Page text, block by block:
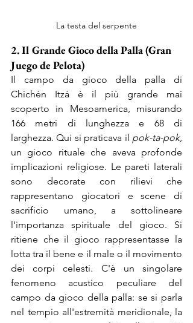
La testa del serpente
2. Il Grande Gioco della Palla (Gran
Juego de Pelota)
Il campo da gioco della palla di
Chichén Itzá è il più grande mai
scoperto in Mesoamerica, misurando
166 metri di lunghezza e 68 di
larghezza. Qui si praticava il pok-ta-pok,
un gioco rituale che aveva profonde
implicazioni religiose. Le pareti laterali
sono decorate con rilievi che
rappresentano giocatori e scene di
sacrificio umano, a sottolineare
l'importanza spirituale del gioco. Si
ritiene che il gioco rappresentasse la
lotta tra il bene e il male o il movimento
dei corpi celesti. C'è un singolare
fenomeno acustico peculiare del
campo da gioco della palla: se si parla
nel tempio all'estremità meridionale, la